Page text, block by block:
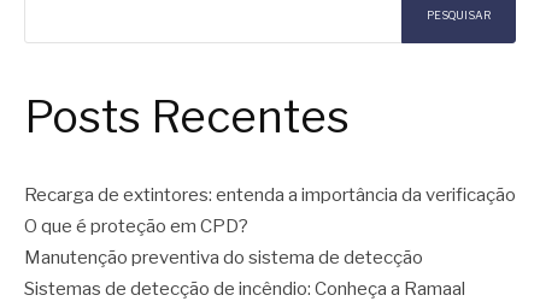
PESQUISAR
Posts Recentes
Recarga de extintores: entenda a importância da verificação
O que é proteção em CPD?
Manutenção preventiva do sistema de detecção
Sistemas de detecção de incêndio: Conheça a Ramaal